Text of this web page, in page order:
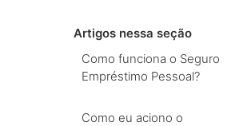
Artigos nessa seção
Como funciona o Seguro
Empréstimo Pessoal?
Como eu aciono o